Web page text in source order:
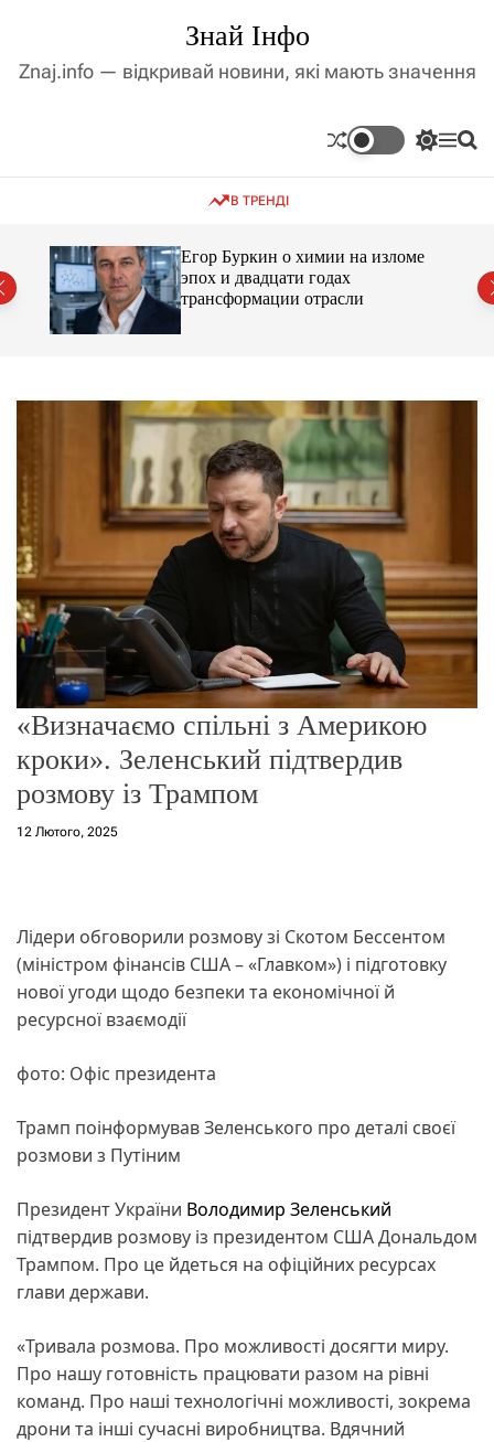
д
і
с
Знай Інфо
Znaj.info — відкривай новини, які мають значення
П
к
о
р
е
ж
и
м
у
М П
В ТРЕНДІ
Егор Буркин о химии на изломе
эпох и двадцати годах
трансформации отрасли
«Визначаємо спільні з Америкою
кроки». Зеленський підтвердив
розмову із Трампом
12 Лютого, 2025
Лідери обговорили розмову зі Скотом Бессентом
(міністром фінансів США – «Главком») і підготовку
нової угоди щодо безпеки та економічної й
ресурсної взаємодії
фото: Офіс президента
Трамп поінформував Зеленського про деталі своєї
розмови з Путіним
Президент України Володимир Зеленський
підтвердив розмову із президентом США Дональдом
Трампом. Про це йдеться на офіційних ресурсах
глави держави.
«Тривала розмова. Про можливості досягти миру.
Про нашу готовність працювати разом на рівні
команд. Про наші технологічні можливості, зокрема
дрони та інші сучасні виробництва. Вдячний